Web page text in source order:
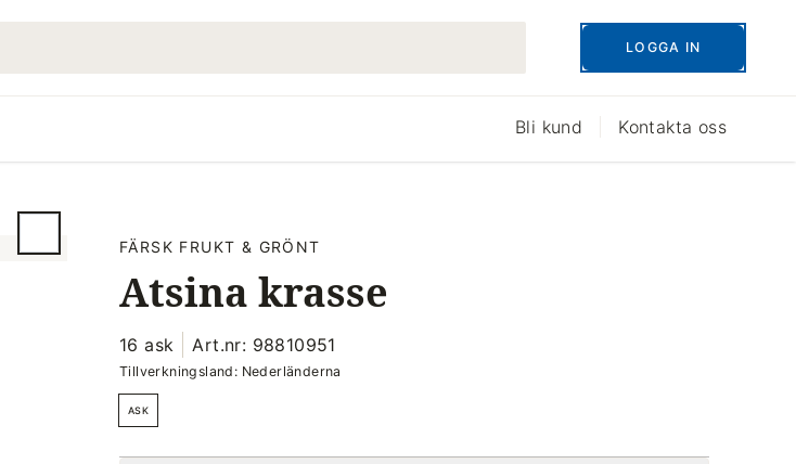
LOGGA IN
Bli kund Kontakta oss
FÄRSK FRUKT & GRÖNT
Atsina krasse
16 ask Art.nr: 98810951
Tillverkningsland: Nederländerna
ASK